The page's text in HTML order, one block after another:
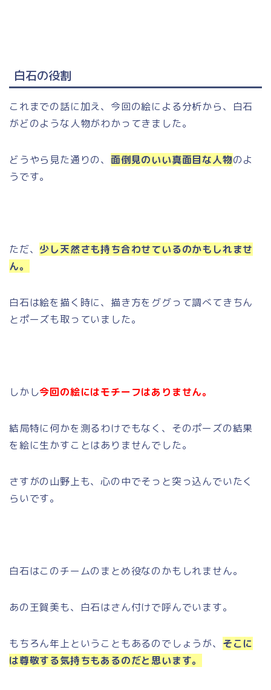
白石の役割
これまでの話に加え、今回の絵による分析から、白石
がどのような人物がわかってきました。
どうやら見た通りの、 面倒見のいい真面目な人物のよ
うです。
ただ、 少し天然さも持ち合わせているのかもしれませ
ん。
白石は絵を描く時に、描き方をググって調べてきちん
とポーズも取っていました。
しかし今回の絵にはモチーフはありません。
結局特に何かを測るわけでもなく、そのポーズの結果
を絵に生かすことはありませんでした。
さすがの山野上も、心の中でそっと突っ込んでいたく
らいです。
白石はこのチームのまとめ役なのかもしれません。
あの王賀美も、白石はさん付けで呼んでいます。
もちろん年上ということもあるのでしょうが、 そこに
は尊敬する気持ちもあるのだと思います。